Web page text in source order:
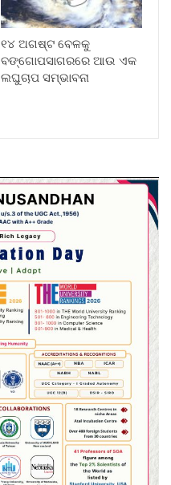
୧୪ ଅଗଷ୍ଟ ବେଳକୁ
ବଙ୍ଗୋପସାଗରରେ ଆଉ ଏକ
ଲଘୁଚାପ ସମ୍ଭାବନା